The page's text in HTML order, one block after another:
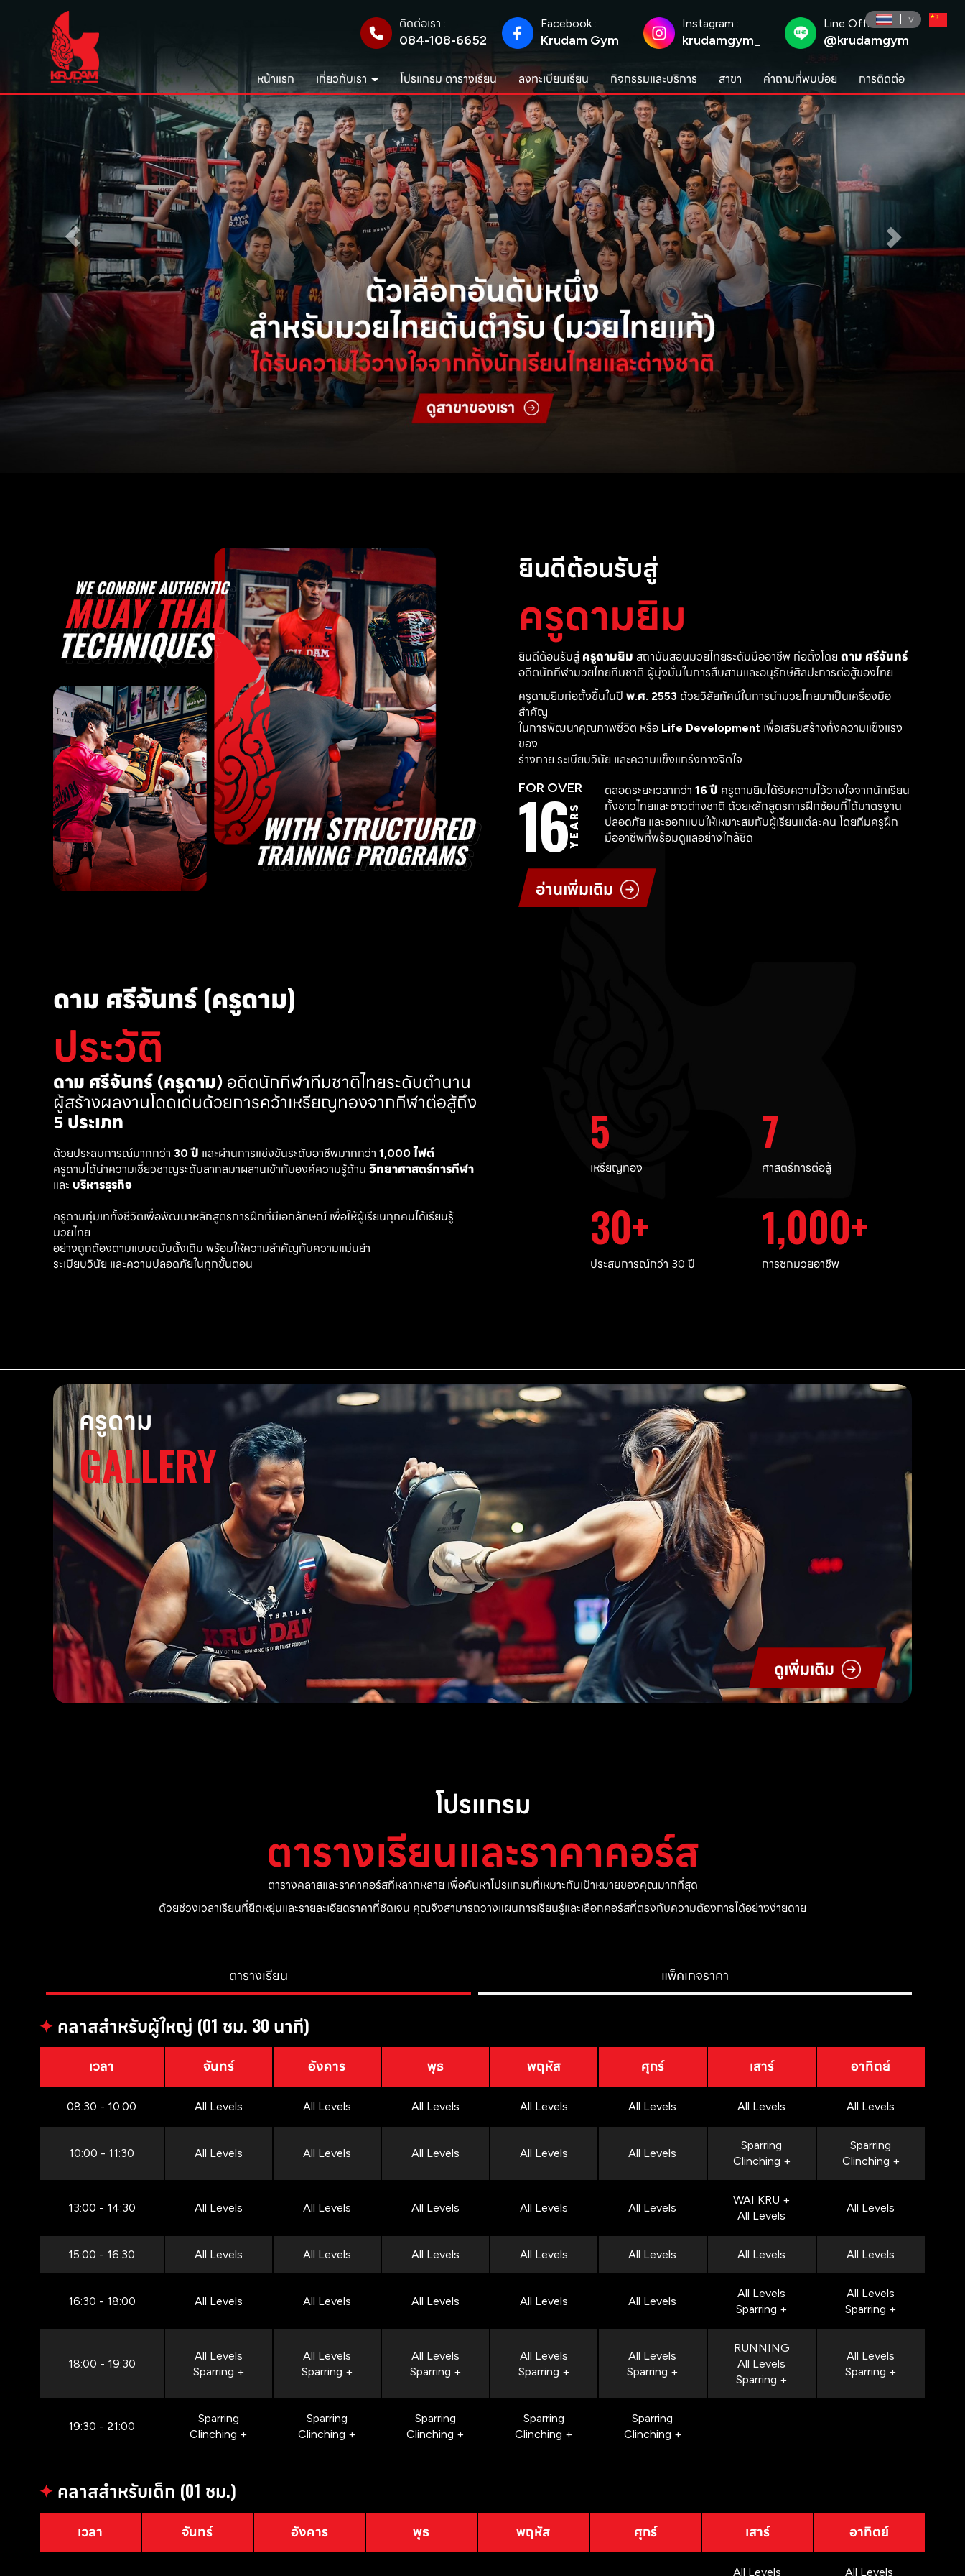
ติดต่อเรา :
084-108-6652
Facebook :
Krudam Gym
Instagram :
krudamgym_
Line Official :
@krudamgym
หน้าแรก เกี่ยวกับเรา โปรแกรม ตารางเรียน ลงทะเบียนเรียน กิจกรรมและบริการ สาขา คำถามที่พบบ่อย การติดต่อ
ยินดีต้อนรับสู่
ครูดามยิม
ยินดีต้อนรับสู่ ครูดามยิม สถาบันสอนมวยไทยระดับมืออาชีพ ก่อตั้งโดย ดาม ศรีจันทร์
อดีตนักกีฬามวยไทยทีมชาติ ผู้มุ่งมั่นในการสืบสานและอนุรักษ์ศิลปะการต่อสู้ของไทย
ครูดามยิมก่อตั้งขึ้นในปี พ.ศ. 2553 ด้วยวิสัยทัศน์ในการนำมวยไทยมาเป็นเครื่องมือ
สำคัญ
ในการพัฒนาคุณภาพชีวิต หรือ Life Development เพื่อเสริมสร้างทั้งความแข็งแรง
ของ
ร่างกาย ระเบียบวินัย และความแข็งแกร่งทางจิตใจ
FOR OVER
16YEARS
ตลอดระยะเวลากว่า 16 ปี ครูดามยิมได้รับความไว้วางใจจากนักเรียน
ทั้งชาวไทยและชาวต่างชาติ ด้วยหลักสูตรการฝึกซ้อมที่ได้มาตรฐาน
ปลอดภัย และออกแบบให้เหมาะสมกับผู้เรียนแต่ละคน โดยทีมครูฝึก
มืออาชีพที่พร้อมดูแลอย่างใกล้ชิด
อ่านเพิ่มเติม
ดาม ศรีจันทร์ (ครูดาม)
ประวัติ
ดาม ศรีจันทร์ (ครูดาม) อดีตนักกีฬาทีมชาติไทยระดับตำนาน
ผู้สร้างผลงานโดดเด่นด้วยการคว้าเหรียญทองจากกีฬาต่อสู้ถึง
5 ประเภท
ด้วยประสบการณ์มากกว่า 30 ปี และผ่านการแข่งขันระดับอาชีพมากกว่า 1,000 ไฟต์
ครูดามได้นำความเชี่ยวชาญระดับสากลมาผสานเข้ากับองค์ความรู้ด้าน วิทยาศาสตร์การกีฬา
และ บริหารธุรกิจ
ครูดามทุ่มเททั้งชีวิตเพื่อพัฒนาหลักสูตรการฝึกที่มีเอกลักษณ์ เพื่อให้ผู้เรียนทุกคนได้เรียนรู้
มวยไทย
อย่างถูกต้องตามแบบฉบับดั้งเดิม พร้อมให้ความสำคัญกับความแม่นยำ
ระเบียบวินัย และความปลอดภัยในทุกขั้นตอน
5
เหรียญทอง
7
ศาสตร์การต่อสู้
30
ประสบการณ์กว่า 30 ปี
1,000
การชกมวยอาชีพ
ครูดาม
GALLERY
ดูเพิ่มเติม
โปรแกรม
ตารางเรียนและราคาคอร์ส
ตารางคลาสและราคาคอร์สที่หลากหลาย เพื่อค้นหาโปรแกรมที่เหมาะกับเป้าหมายของคุณมากที่สุด
ด้วยช่วงเวลาเรียนที่ยืดหยุ่นและรายละเอียดราคาที่ชัดเจน คุณจึงสามารถวางแผนการเรียนรู้และเลือกคอร์สที่ตรงกับความต้องการได้อย่างง่ายดาย
ตารางเรียน แพ็คเกจราคา
✦คลาสสำหรับผู้ใหญ่ (01 ชม. 30 นาที)
เวลา จันทร์ อังคาร พุธ พฤหัส ศุกร์ เสาร์ อาทิตย์
08:30 - 10:00 All Levels All Levels All Levels All Levels All Levels All Levels All Levels
10:00 - 11:30 All Levels All Levels All Levels All Levels All Levels
Sparring
Clinching +
Sparring
Clinching +
13:00 - 14:30 All Levels All Levels All Levels All Levels All Levels
WAI KRU +
All Levels
All Levels
15:00 - 16:30 All Levels All Levels All Levels All Levels All Levels All Levels All Levels
16:30 - 18:00 All Levels All Levels All Levels All Levels All Levels
All Levels
Sparring +
All Levels
Sparring +
18:00 - 19:30
All Levels
Sparring +
All Levels
Sparring +
All Levels
Sparring +
All Levels
Sparring +
All Levels
Sparring +
RUNNING
All Levels
Sparring +
All Levels
Sparring +
19:30 - 21:00
Sparring
Clinching +
Sparring
Clinching +
Sparring
Clinching +
Sparring
Clinching +
Sparring
Clinching +
✦คลาสสำหรับเด็ก (01 ชม.)
เวลา จันทร์ อังคาร พุธ พฤหัส ศุกร์ เสาร์ อาทิตย์
All Levels All Levels